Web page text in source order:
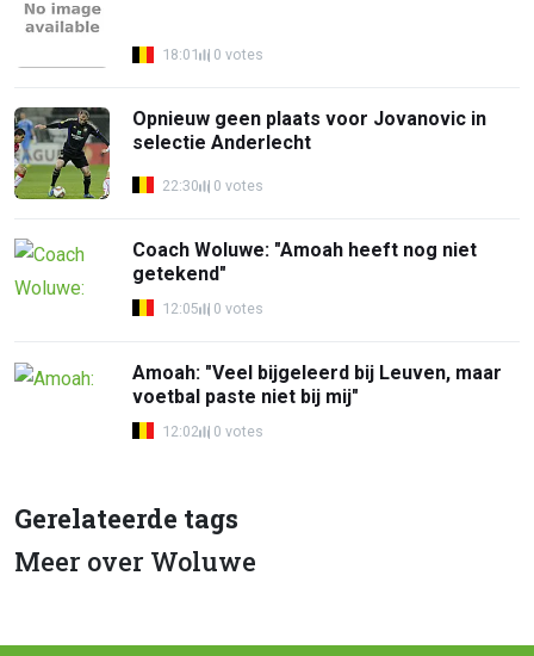
18:01 0 votes
Opnieuw geen plaats voor Jovanovic in
selectie Anderlecht
22:30 0 votes
Coach Woluwe: "Amoah heeft nog niet
getekend"
12:05 0 votes
Amoah: "Veel bijgeleerd bij Leuven, maar
voetbal paste niet bij mij"
12:02 0 votes
Gerelateerde tags
Meer over Woluwe